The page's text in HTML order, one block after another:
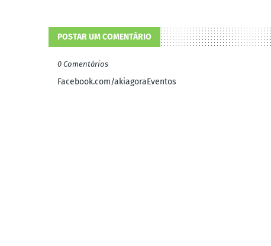
POSTAR UM COMENTÁRIO
0 Comentários
Facebook.com/akiagoraEventos